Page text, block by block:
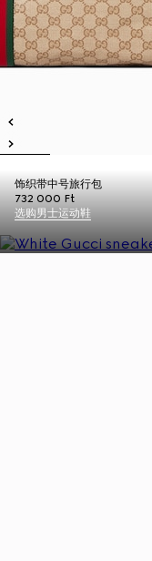
饰织带中号旅行包
732 000 Ft
选购男士运动鞋